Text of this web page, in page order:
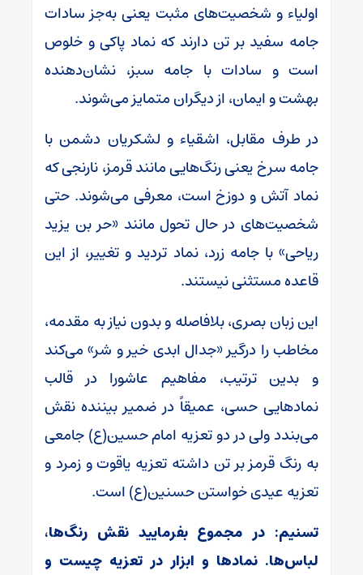
اولیاء و شخصیت‌های مثبت یعنی به‌جز سادات
جامه سفید بر تن دارند که نماد پاکی و خلوص
است و سادات با جامه سبز، نشان‌دهنده
بهشت و ایمان، از دیگران متمایز می‌شوند.
در طرف مقابل، اشقیاء و لشکریان دشمن با
جامه سرخ یعنی رنگ‌هایی مانند قرمز، نارنجی که
نماد آتش و دوزخ است، معرفی می‌شوند. حتی
شخصیت‌های در حال تحول مانند «حر بن یزید
ریاحی» با جامه زرد، نماد تردید و تغییر، از این
قاعده مستثنی نیستند.
این زبان بصری، بلافاصله و بدون نیاز به مقدمه،
مخاطب را درگیر «جدال ابدی خیر و شر» می‌کند
و بدین ترتیب، مفاهیم عاشورا در قالب
نمادهایی حسی، عمیقاً در ضمیر بیننده نقش
می‌بندد ولی در دو تعزیه امام حسین(ع) جامعی
به رنگ قرمز بر تن داشته تعزیه یاقوت و زمرد و
تعزیه عیدی خواستن حسنین(ع) است.
تسنیم: در مجموع بفرمایید نقش رنگ‌ها،
لباس‌ها. نمادها و ابزار در تعزیه چیست و